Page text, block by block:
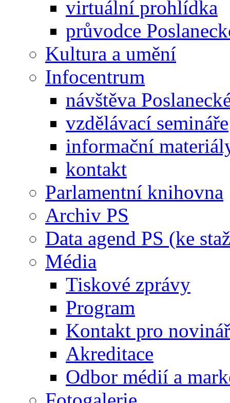
virtuální prohlídka
průvodce
Kultura a umění
Infocentrum
návštěva
vzdělávací semináře
informační
kontakt
Parlamentní knihovna
Archiv PS
Data agend PS (ke
Média
Tiskové zprávy
Program
Kontakt pro
Akreditace
Odbor médií a